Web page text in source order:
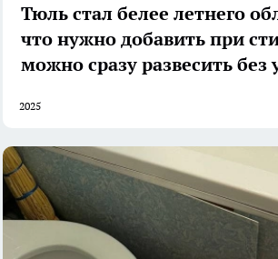
Тюль стал белее летнего
что нужно добавить при
можно сразу развесить без
2025